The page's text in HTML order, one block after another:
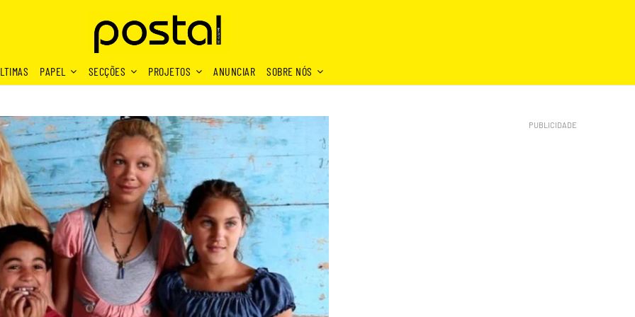
PAPEL SECÇÕES PROJETOS ANUNCIAR SOBRE NÓS